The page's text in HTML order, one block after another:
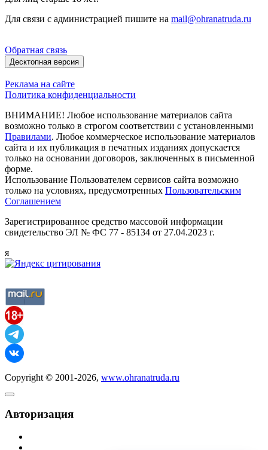
Для связи с администрацией пишите на mail@ohranatruda.ru
Обратная связь
Десктопная версия
Реклама на сайте
Политика конфиденциальности
ВНИМАНИЕ! Любое использование материалов сайта
возможно только в строгом соответствии с установленными
Правилами. Любое коммерческое использование материалов
сайта и их публикация в печатных изданиях допускается
только на основании договоров, заключенных в письменной
форме.
Использование Пользователем сервисов сайта возможно
только на условиях, предусмотренных Пользовательским
Соглашением
Зарегистрированное средство массовой информации
свидетельство ЭЛ № ФС 77 - 85134 от 27.04.2023 г.
я
Copyright © 2001-2026, www.ohranatruda.ru
Авторизация